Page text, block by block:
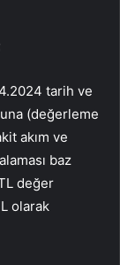
tarih ve
(değerleme
akım ve
baz
değer
olarak